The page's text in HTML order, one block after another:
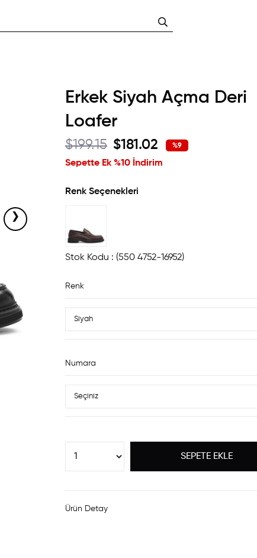
›
Erkek Siyah Açma Deri
Loafer
$199.15 $181.02
Sepette Ek %10 İndirim
%9
Renk Seçenekleri
Stok Kodu (550 4752-16952)
Renk
Numara
Ürün Detay